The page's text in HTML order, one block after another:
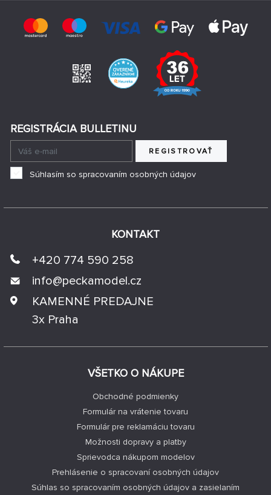
VŠETKO O NÁKUPE
Obchodné podmienky
Formulár na vrátenie tovaru
Formulár pre reklamáciu tovaru
Možnosti dopravy a platby
Sprievodca nákupom modelov
Prehlásenie o spracovaní osobných údajov
Súhlas so spracovaním osobných údajov a zasielaním
KONTAKT
+420 774 590 258
info@peckamodel.cz
KAMENNÉ PREDAJNE
3x Praha
REGISTRÁCIA BULLETINU
REGISTROVAŤ
Súhlasím so spracovaním osobných údajov